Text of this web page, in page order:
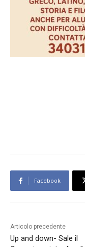
Facebook
Articolo precedente
Up and down- Sale il